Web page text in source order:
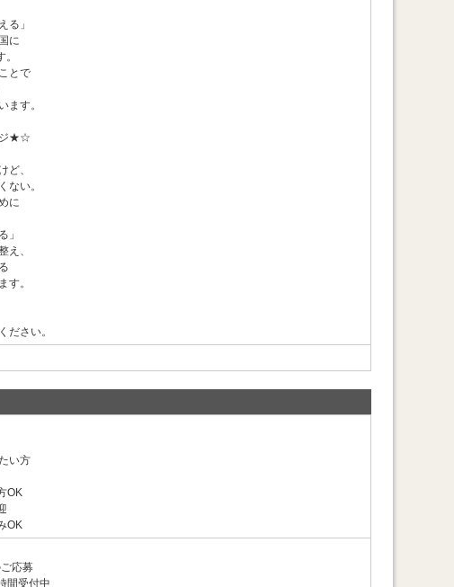
る」
に
とで
ます。
ジ★☆
ど、
ない。
に
」
え、
す。
ださい。
い方
OK
OK
応募
間受付中